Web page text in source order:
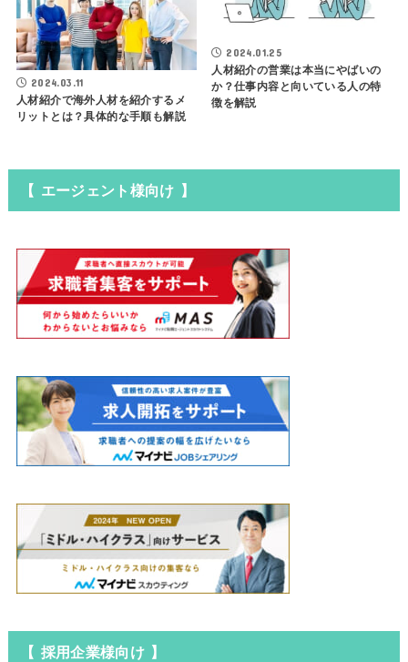
2024.03.11
人材紹介で海外人材を紹介するメ
リットとは？具体的な手順も解説
2024.01.25
人材紹介の営業は本当にやばいの
か？仕事内容と向いている人の特
徴を解説
【 エージェント様向け 】
【 採用企業様向け 】